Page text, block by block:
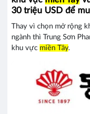
30 triệu USD để
Thay vì chọn mở rộng
ngành thì Trung Sơn
khu vực miền Tây.